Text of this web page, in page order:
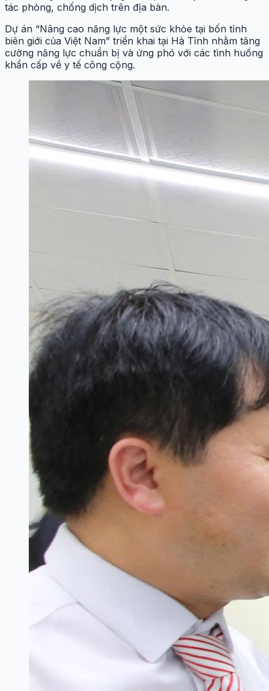
tác phòng, chống dịch trên địa bàn.
Dự án “Nâng cao năng lực một sức khỏe tại bốn tỉnh
biên giới của Việt Nam” triển khai tại Hà Tĩnh nhằm tăng
cường năng lực chuẩn bị và ứng phó với các tình huống
khẩn cấp về y tế công cộng.